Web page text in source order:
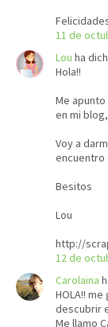
11 de
Lou ha
Hola!!
Me
en mi
Voy a
encuentro
Besitos
Lou
http://
12 de
Carolaina
HOLA!!
descubrir
Me llamo